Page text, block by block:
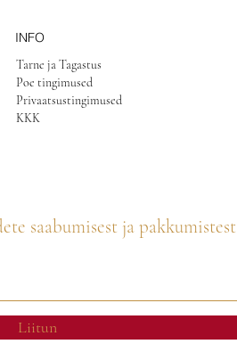
INFO
Tarne ja Tagastus
Poe tingimused
Privaatsustingimused
KKK
saabumisest ja pakkumistest
Liitun